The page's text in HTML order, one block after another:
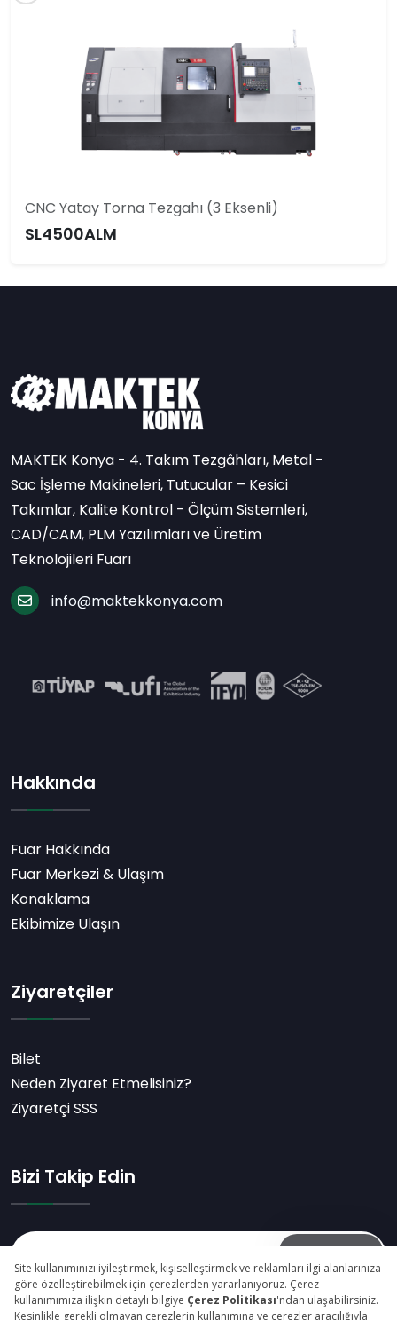
CNC Yatay Torna Tezgahı (3 Eksenli)
SL4500ALM
MAKTEK Konya - 4. Takım Tezgâhları, Metal -
Sac İşleme Makineleri, Tutucular – Kesici
Takımlar, Kalite Kontrol - Ölçüm Sistemleri,
CAD/CAM, PLM Yazılımları ve Üretim
Teknolojileri Fuarı
info@maktekkonya.com
Hakkında
Fuar Hakkında
Fuar Merkezi & Ulaşım
Konaklama
Ekibimize Ulaşın
Ziyaretçiler
Bilet
Neden Ziyaret Etmelisiniz?
Ziyaretçi SSS
Bizi Takip Edin